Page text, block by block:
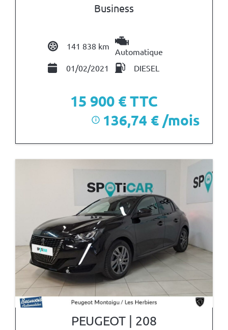
Business
141 838 km
Automatique
01/02/2021
DIESEL
15 900 € TTC
i 136,74 € /mois
PEUGEOT | 208